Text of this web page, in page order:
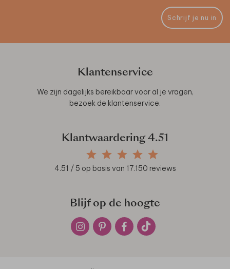
Schrijf je nu in
Klantenservice
We zijn dagelijks bereikbaar voor al je vragen,
bezoek de klantenservice.
Klantwaardering 4.51
4.51 / 5 op basis van 17.150 reviews
Blijf op de hoogte